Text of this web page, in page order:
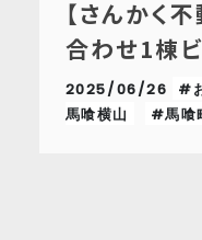
【さんかく
合わせ1棟
2025/06/26 #
馬喰横山
#馬喰